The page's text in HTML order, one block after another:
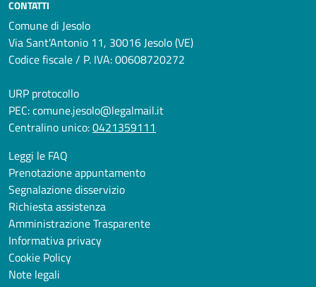
CONTATTI
Comune di Jesolo
Via Sant'Antonio 11, 30016 Jesolo (VE)
Codice fiscale / P. IVA: 00608720272
URP protocollo
PEC:comune.jesolo@legalmail.it
Centralino unico:0421359111
Leggi le FAQ
Prenotazione appuntamento
Segnalazione disservizio
Richiesta assistenza
Amministrazione Trasparente
Informativa privacy
Cookie Policy
Note legali